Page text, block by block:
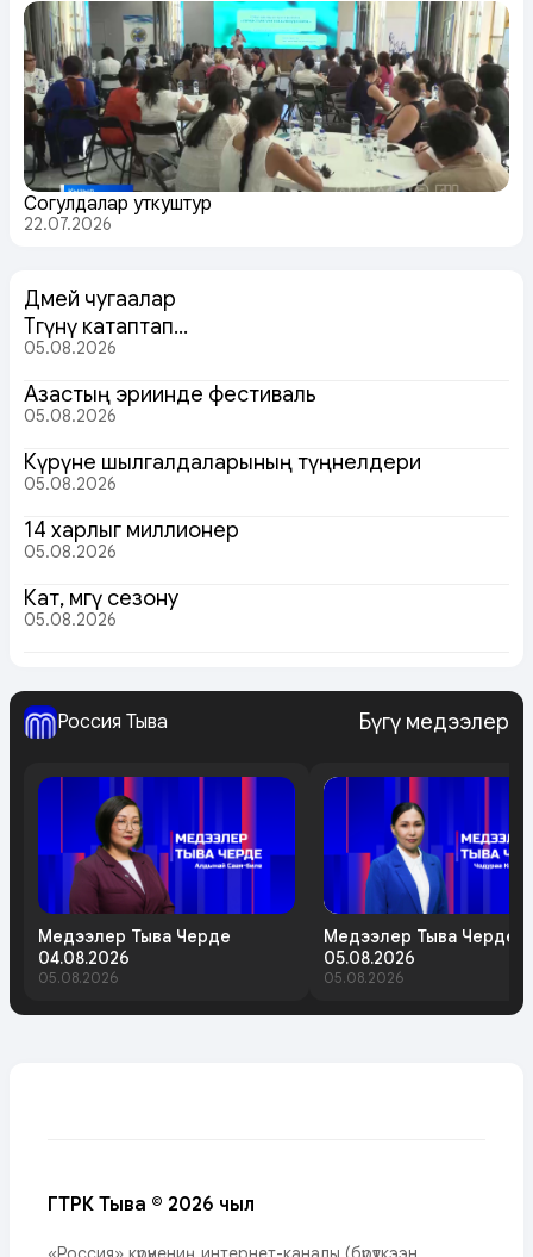
Соңгулдалар уткуштур
22.07.2026
Дөмей чугаалар
Төөгүнү катаптап…
05.08.2026
Азастың эриинде фестиваль
05.08.2026
Күрүне шылгалдаларының түңнелдери
05.08.2026
14 харлыг миллионер
05.08.2026
Кат, мөөгү сезону
05.08.2026
Россия Тыва Бүгү медээлер
Медээлер Тыва Черде
04.08.2026
05.08.2026
Медээлер Тыва Черде
05.08.2026
05.08.2026
ГТРК Тыва © 2026 чыл